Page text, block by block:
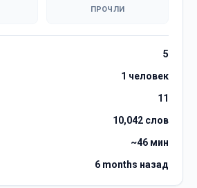
ПРОЧЛИ
5
1 человек
11
10,042 слов
~46 мин
6 months назад